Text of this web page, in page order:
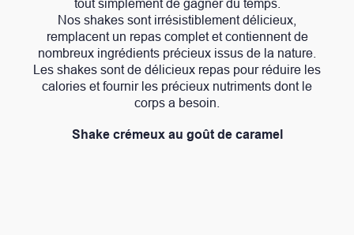
Nos shakes sont irrésistiblement délicieux,
remplacent un repas complet et contiennent de
nombreux ingrédients précieux issus de la nature.
Les shakes sont de délicieux repas pour réduire les
calories et fournir les précieux nutriments dont le
corps a besoin.
Shake crémeux au goût de caramel